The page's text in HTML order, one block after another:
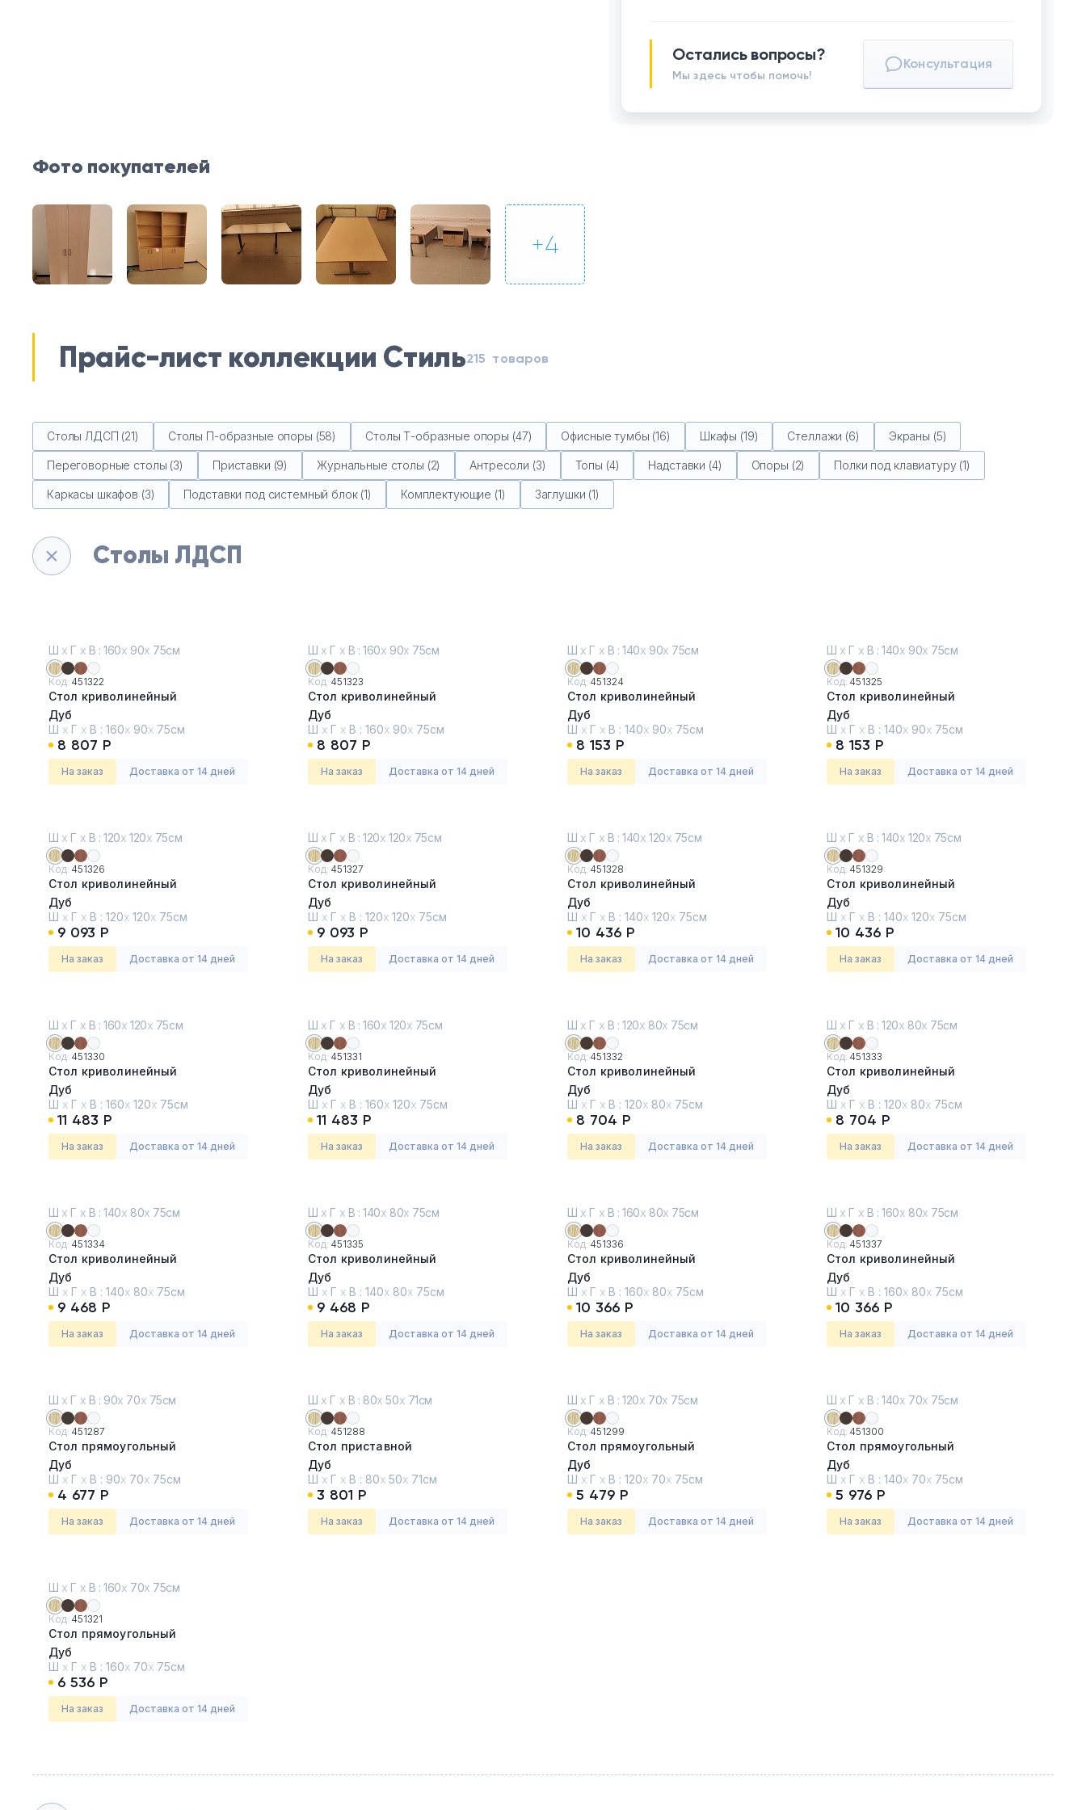
Остались вопросы?
Мы здесь чтобы помочь!
Консультация
Фото покупателей
+4
Прайс-лист коллекции Стиль215 товаров
Столы ЛДСП (21) Столы П-образные опоры (58) Столы Т-образные опоры (47) Офисные тумбы (16) Шкафы (19) Стеллажи (6) Экраны (5)
Переговорные столы (3) Приставки (9) Журнальные столы (2) Антресоли (3) Топы (4) Надставки (4) Опоры (2) Полки под клавиатуру (1)
Каркасы шкафов (3) Подставки под системный блок (1) Комплектующие (1) Заглушки (1)
Столы ЛДСП
Ш х Г х В : 160х 90х 75см
Код: 451322
Стол криволинейный
Дуб
Ш х Г х В : 160х 90х 75см
8 807 Р
На заказ Доставка от 14 дней
Ш х Г х В : 160х 90х 75см
Код: 451323
Стол криволинейный
Дуб
Ш х Г х В : 160х 90х 75см
8 807 Р
На заказ Доставка от 14 дней
Ш х Г х В : 140х 90х 75см
Код: 451324
Стол криволинейный
Дуб
Ш х Г х В : 140х 90х 75см
8 153 Р
На заказ Доставка от 14 дней
Ш х Г х В : 140х 90х 75см
Код: 451325
Стол криволинейный
Дуб
Ш х Г х В : 140х 90х 75см
8 153 Р
На заказ Доставка от 14 дней
Ш х Г х В : 120х 120х 75см
Код: 451326
Стол криволинейный
Дуб
Ш х Г х В : 120х 120х 75см
9 093 Р
На заказ Доставка от 14 дней
Ш х Г х В : 120х 120х 75см
Код: 451327
Стол криволинейный
Дуб
Ш х Г х В : 120х 120х 75см
9 093 Р
На заказ Доставка от 14 дней
Ш х Г х В : 140х 120х 75см
Код: 451328
Стол криволинейный
Дуб
Ш х Г х В : 140х 120х 75см
10 436 Р
На заказ Доставка от 14 дней
Ш х Г х В : 140х 120х 75см
Код: 451329
Стол криволинейный
Дуб
Ш х Г х В : 140х 120х 75см
10 436 Р
На заказ Доставка от 14 дней
Ш х Г х В : 160х 120х 75см
Код: 451330
Стол криволинейный
Дуб
Ш х Г х В : 160х 120х 75см
11 483 Р
На заказ Доставка от 14 дней
Ш х Г х В : 160х 120х 75см
Код: 451331
Стол криволинейный
Дуб
Ш х Г х В : 160х 120х 75см
11 483 Р
На заказ Доставка от 14 дней
Ш х Г х В : 120х 80х 75см
Код: 451332
Стол криволинейный
Дуб
Ш х Г х В : 120х 80х 75см
8 704 Р
На заказ Доставка от 14 дней
Ш х Г х В : 120х 80х 75см
Код: 451333
Стол криволинейный
Дуб
Ш х Г х В : 120х 80х 75см
8 704 Р
На заказ Доставка от 14 дней
Ш х Г х В : 140х 80х 75см
Код: 451334
Стол криволинейный
Дуб
Ш х Г х В : 140х 80х 75см
9 468 Р
На заказ Доставка от 14 дней
Ш х Г х В : 140х 80х 75см
Код: 451335
Стол криволинейный
Дуб
Ш х Г х В : 140х 80х 75см
9 468 Р
На заказ Доставка от 14 дней
Ш х Г х В : 160х 80х 75см
Код: 451336
Стол криволинейный
Дуб
Ш х Г х В : 160х 80х 75см
10 366 Р
На заказ Доставка от 14 дней
Ш х Г х В : 160х 80х 75см
Код: 451337
Стол криволинейный
Дуб
Ш х Г х В : 160х 80х 75см
10 366 Р
На заказ Доставка от 14 дней
Ш х Г х В : 90х 70х 75см
Код: 451287
Стол прямоугольный
Дуб
Ш х Г х В : 90х 70х 75см
4 677 Р
На заказ Доставка от 14 дней
Ш х Г х В : 80х 50х 71см
Код: 451288
Стол приставной
Дуб
Ш х Г х В : 80х 50х 71см
3 801 Р
На заказ Доставка от 14 дней
Ш х Г х В : 120х 70х 75см
Код: 451299
Стол прямоугольный
Дуб
Ш х Г х В : 120х 70х 75см
5 479 Р
На заказ Доставка от 14 дней
Ш х Г х В : 140х 70х 75см
Код: 451300
Стол прямоугольный
Дуб
Ш х Г х В : 140х 70х 75см
5 976 Р
На заказ Доставка от 14 дней
Ш х Г х В : 160х 70х 75см
Код: 451321
Стол прямоугольный
Дуб
Ш х Г х В : 160х 70х 75см
6 536 Р
На заказ Доставка от 14 дней